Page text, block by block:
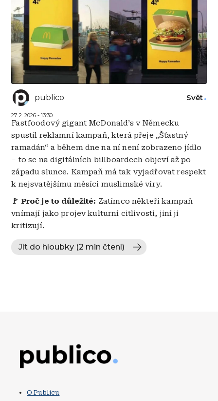
publico
27. 2. 2026 - 13:30
Svět
Fastfoodový gigant McDonald’s v Německu
spustil reklamní kampaň, která přeje „Šťastný
ramadán“ a během dne na ní není zobrazeno jídlo
– to se na digitálních billboardech objeví až po
západu slunce. Kampaň má tak vyjadřovat respekt
k nejsvatějšímu měsíci muslimské víry.
🚩 Proč je to důležité: Zatímco někteří kampaň
vnímají jako projev kulturní citlivosti, jiní ji
kritizují.
Jít do hloubky (2 min čtení)
O Publicu